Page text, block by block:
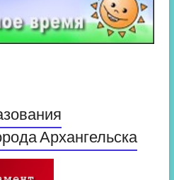
Архангельска